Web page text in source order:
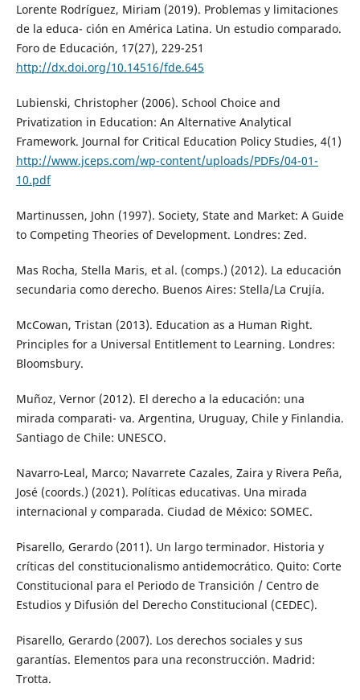
Lorente Rodríguez, Miriam (2019). Problemas y limitaciones
de la educa- ción en América Latina. Un estudio comparado.
Foro de Educación, 17(27), 229-251
http://dx.doi.org/10.14516/fde.645
Lubienski, Christopher (2006). School Choice and
Privatization in Education: An Alternative Analytical
Framework. Journal for Critical Education Policy Studies, 4(1)
http://www.jceps.com/wp-content/uploads/PDFs/04-01-
10.pdf
Martinussen, John (1997). Society, State and Market: A Guide
to Competing Theories of Development. Londres: Zed.
Mas Rocha, Stella Maris, et al. (comps.) (2012). La educación
secundaria como derecho. Buenos Aires: Stella/La Crujía.
McCowan, Tristan (2013). Education as a Human Right.
Principles for a Universal Entitlement to Learning. Londres:
Bloomsbury.
Muñoz, Vernor (2012). El derecho a la educación: una
mirada comparati- va. Argentina, Uruguay, Chile y Finlandia.
Santiago de Chile: UNESCO.
Navarro-Leal, Marco; Navarrete Cazales, Zaira y Rivera Peña,
José (coords.) (2021). Políticas educativas. Una mirada
internacional y comparada. Ciudad de México: SOMEC.
Pisarello, Gerardo (2011). Un largo terminador. Historia y
críticas del constitucionalismo antidemocrático. Quito: Corte
Constitucional para el Periodo de Transición / Centro de
Estudios y Difusión del Derecho Constitucional (CEDEC).
Pisarello, Gerardo (2007). Los derechos sociales y sus
garantías. Elementos para una reconstrucción. Madrid:
Trotta.